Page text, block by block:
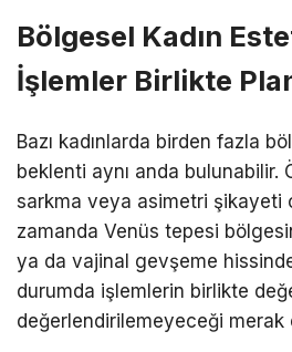
Bölgesel Kadın
İşlemler Birlikte
Bazı kadınlarda birden fazla
beklenti aynı anda bulunabilir.
sarkma veya asimetri şikayeti
zamanda Venüs tepesi
ya da vajinal gevşeme
durumda işlemlerin birlikte
değerlendirilemeyeceği merak